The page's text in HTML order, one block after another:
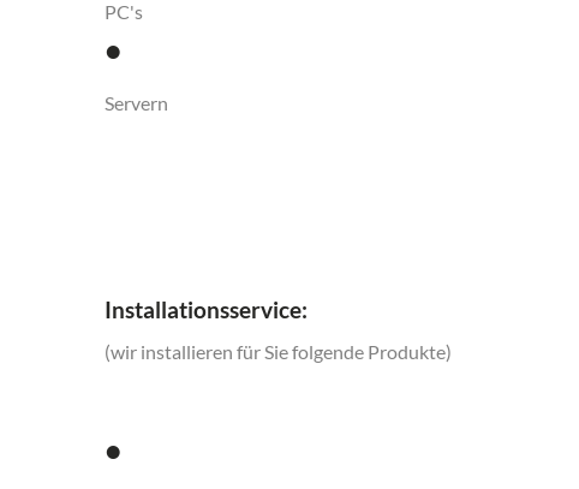
PC's
•
Servern
Installationsservice:
(wir installieren für Sie folgende Produkte)
•